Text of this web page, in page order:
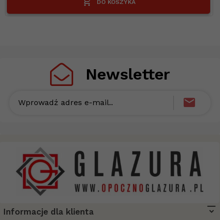
DO KOSZYKA
Newsletter
Wprowadź adres e-mail..
biuro@opocznoglazura.pl
Informacje dla klienta